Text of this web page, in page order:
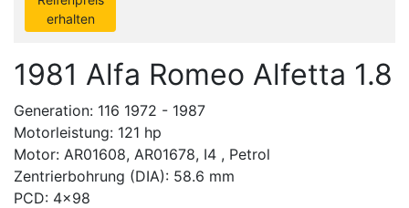
erhalten
1981 Alfa Romeo Alfetta 1.8
Generation: 116 1972 - 1987
Motorleistung: 121 hp
Motor: AR01608, AR01678, I4 , Petrol
Zentrierbohrung (DIA): 58.6 mm
PCD: 4x98